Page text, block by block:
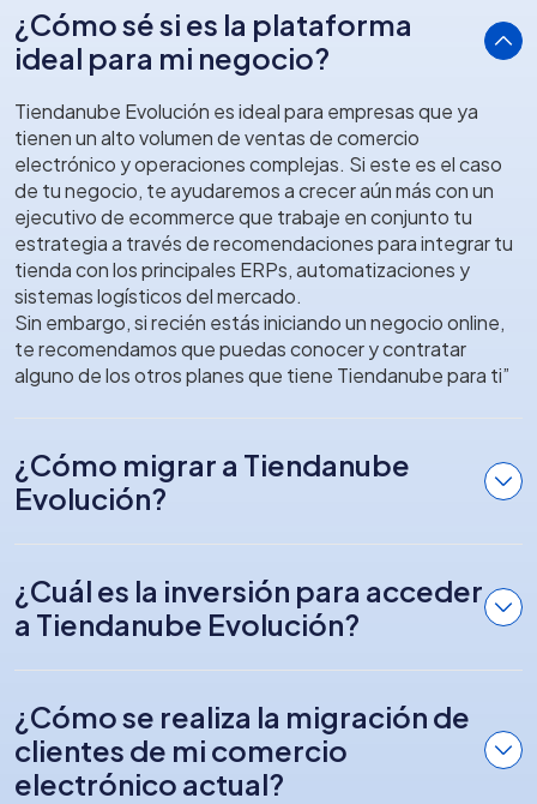
¿Cómo sé si es la plataforma
ideal para mi negocio?
Tiendanube Evolución es ideal para empresas que ya
tienen un alto volumen de ventas de comercio
electrónico y operaciones complejas. Si este es el caso
de tu negocio, te ayudaremos a crecer aún más con un
ejecutivo de ecommerce que trabaje en conjunto tu
estrategia a través de recomendaciones para integrar tu
tienda con los principales ERPs, automatizaciones y
sistemas logísticos del mercado.
Sin embargo, si recién estás iniciando un negocio online,
te recomendamos que puedas conocer y contratar
alguno de los otros planes que tiene Tiendanube para ti”
¿Cómo migrar a Tiendanube
Evolución?
¿Cuál es la inversión para acceder
a Tiendanube Evolución?
¿Cómo se realiza la migración de
clientes de mi comercio
electrónico actual?